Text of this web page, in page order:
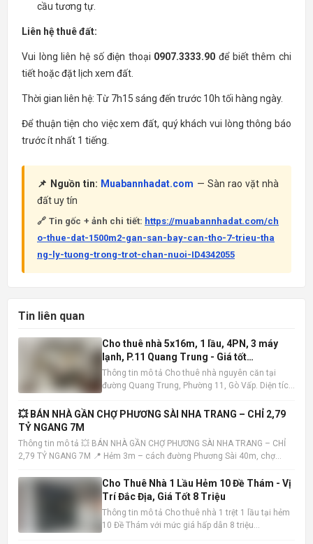
cầu tương tự.
Liên hệ thuê đất:
Vui lòng liên hệ số điện thoại 0907.3333.90 để biết thêm chi
tiết hoặc đặt lịch xem đất.
Thời gian liên hệ: Từ 7h15 sáng đến trước 10h tối hàng ngày.
Để thuận tiện cho việc xem đất, quý khách vui lòng thông báo
trước ít nhất 1 tiếng.
📌 Nguồn tin: Muabannhadat.com — Sàn rao vặt nhà
đất uy tín
🔗 Tin gốc + ảnh chi tiết: https://muabannhadat.com/ch
o-thue-dat-1500m2-gan-san-bay-can-tho-7-trieu-tha
ng-ly-tuong-trong-trot-chan-nuoi-ID4342055
Tin liên quan
Cho thuê nhà 5x16m, 1 lầu, 4PN, 3 máy
lạnh, P.11 Quang Trung - Giá tốt
10tr/tháng
Thông tin mô tả Cho thuê nhà nguyên căn tại
đường Quang Trung, Phường 11, Gò Vấp. Diện tích
và 3 phòng tắm. Nhà có sẵn 3 máy lạnh, tiện nghi
địa, khu dâ
💥 BÁN NHÀ GẦN CHỢ PHƯƠNG SÀI NHA TRANG – CHỈ 2,79
TỶ NGANG 7M
Thông tin mô tả 💥 BÁN NHÀ GẦN CHỢ PHƯƠNG SÀI NHA TRANG – CHỈ
2,79 TỶ NGANG 7M 📍 Hẻm 3m – cách đường Phương Sài 40m, chợ
trệt 1 lầu – hướng Tây Bắc – sổ hồng hoàn công • Trệt: khách
Cho Thuê Nhà 1 Lầu Hẻm 10 Đề Thám - Vị
Trí Đắc Địa, Giá Tốt 8 Triệu
Thông tin mô tả Cho thuê nhà 1 trệt 1 lầu tại hẻm
10 Đề Thám với mức giá hấp dẫn 8 triệu